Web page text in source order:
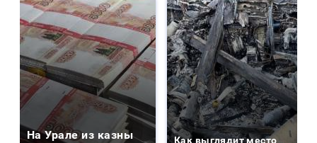
На Урале из казны
Как выглядит место